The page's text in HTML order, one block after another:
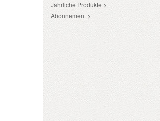
Jährliche Produkte >
Abonnement >